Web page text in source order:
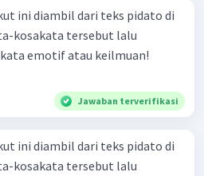
ini diambil dari teks pidato di
kosakata tersebut lalu
emotif atau keilmuan!
Jawaban terverifikasi
ini diambil dari teks pidato di
kosakata tersebut lalu